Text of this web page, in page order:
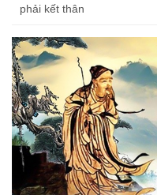
phải kết thân